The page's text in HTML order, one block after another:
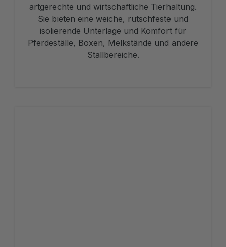
artgerechte und wirtschaftliche Tierhaltung.
Sie bieten eine weiche, rutschfeste und
isolierende Unterlage und Komfort für
Pferdeställe, Boxen, Melkstände und andere
Stallbereiche.